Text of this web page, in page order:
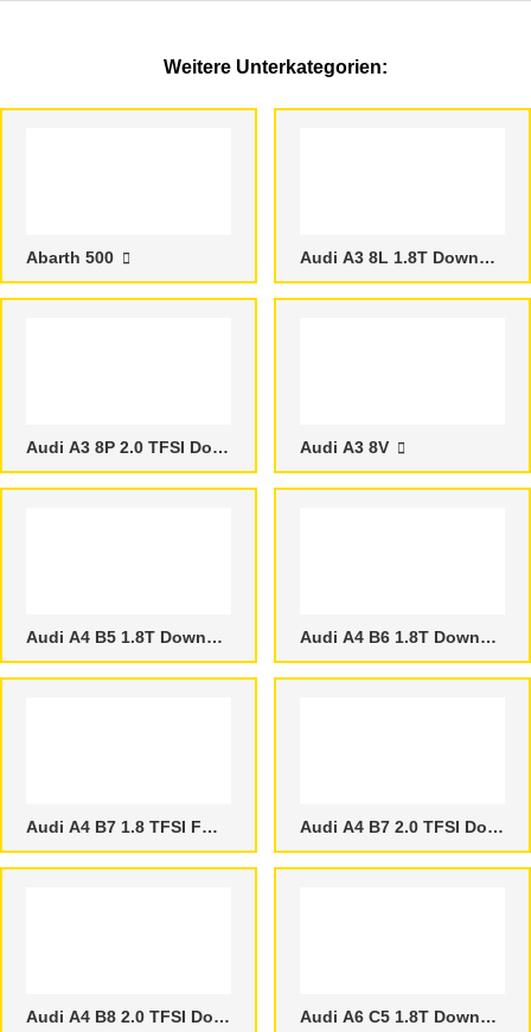
Weitere Unterkategorien:
Abarth 500 Audi A3 8L 1.8T Downpipes
Audi A3 8P 2.0 TFSI Downpipes Audi A3 8V
Audi A4 B5 1.8T Downpipes Audi A4 B6 1.8T Downpipes
Audi A4 B7 1.8 TFSI FWD Downpipes Audi A4 B7 2.0 TFSI Downpipes
Audi A4 B8 2.0 TFSI Downpipes Audi A6 C5 1.8T Downpipes